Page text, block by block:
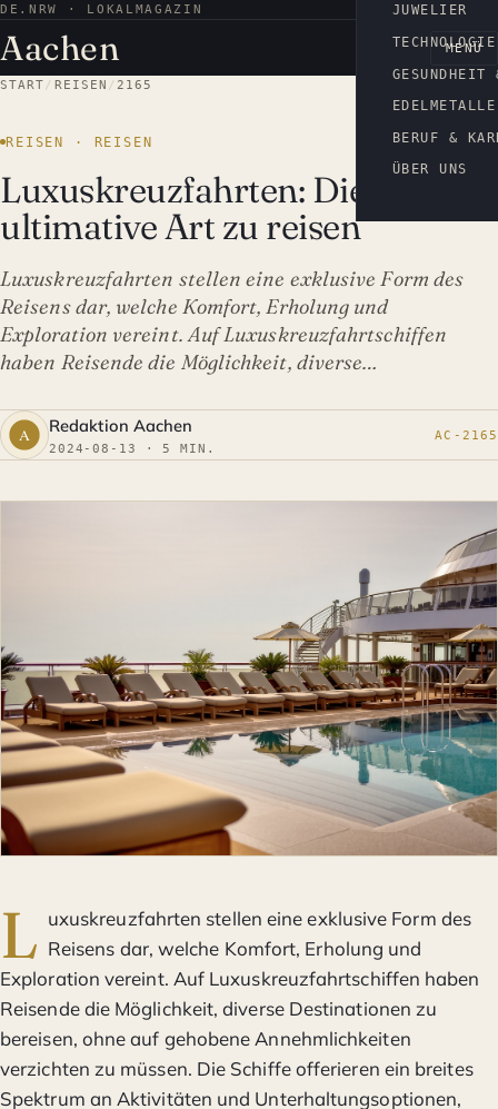
DE.NRW · LOKALMAGAZIN AACHEN
Aachen MENÜ
JUWELIER
EDELMETALLE
BERUF &
ÜBER UNS
START/ REISEN /2165
REISEN · REISEN
Luxuskreuzfahrten: Die
ultimative Art zu reisen
Luxuskreuzfahrten stellen eine exklusive Form des
Reisens dar, welche Komfort, Erholung und
Exploration vereint. Auf Luxuskreuzfahrtschiffen
haben Reisende die Möglichkeit, diverse…
Redaktion Aachen
2024-08-13 · 5 MIN.
AC-2165
L uxuskreuzfahrten stellen eine exklusive Form des
Reisens dar, welche Komfort, Erholung und
Exploration vereint. Auf Luxuskreuzfahrtschiffen haben
Reisende die Möglichkeit, diverse Destinationen zu
bereisen, ohne auf gehobene Annehmlichkeiten
verzichten zu müssen. Die Schiffe offerieren ein breites
Spektrum an Aktivitäten und Unterhaltungsoptionen,